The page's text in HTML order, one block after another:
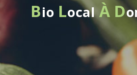
Bio LocalÀ D